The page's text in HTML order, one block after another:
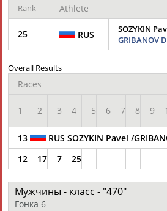
ТАБЛО АКТИВНОСТИ
КОНТАКТЫ
Вопросы сотрудничества и совместной
Разработка и поддержка ООО НАИТ «Стадион»
Rank
Athlete
25 RUS
SOZYKIN
GRIBANOV
Overall Results
Races
1 2 3 4 5 6 7 8 9
13
RUS SOZYKIN Pavel /
12
17 7 25
Мужчины - класс - "470"
Гонка 6